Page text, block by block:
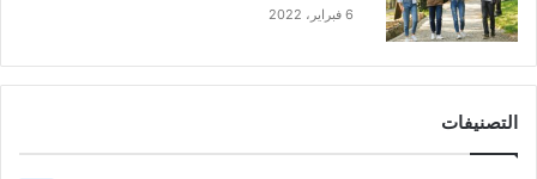
6 فبراير، 2022
التصنيفات